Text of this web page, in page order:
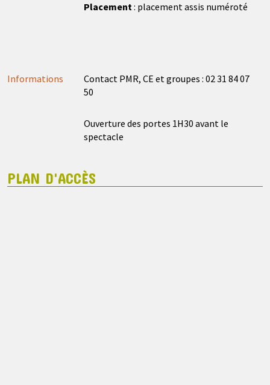
Placement: placement assis numéroté
Informations
Contact PMR, CE et groupes : 02 31 84 07
50
Ouverture des portes 1H30 avant le
spectacle
PLAN D'ACCÈS